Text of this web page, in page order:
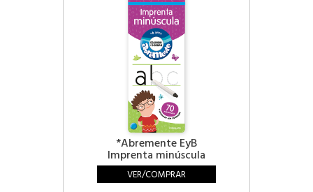
*Abremente EyB
Imprenta minúscula
VER/COMPRAR